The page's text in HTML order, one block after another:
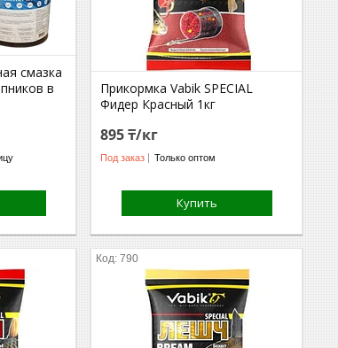
смазка
в
Прикормка Vabik SPECIAL
Фидер Красный 1кг
895 ₸/кг
Под заказ Только оптом
Купить
790